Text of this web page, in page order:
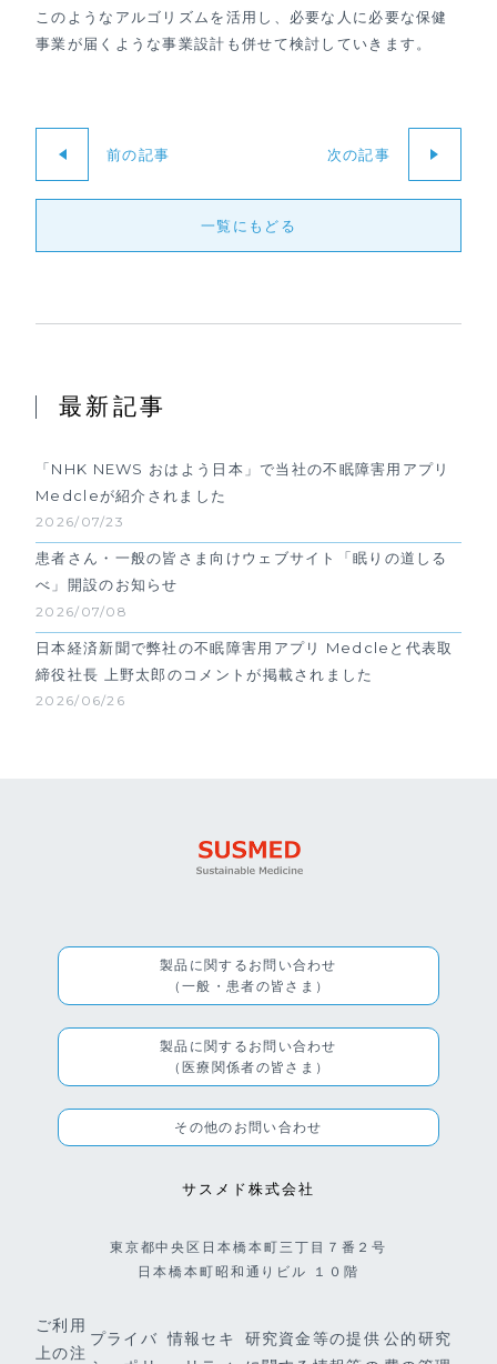
このようなアルゴリズムを活用し、必要な人に必要な保健
事業が届くような事業設計も併せて検討していきます。
前の記事
一覧にもどる
次の記事
最新記事
2026/07/23
「NHK NEWS おはよう日本」で当社の不眠障害用アプリ
Medcleが紹介されました
2026/07/08
患者さん・一般の皆さま向けウェブサイト「眠りの道しる
べ」開設のお知らせ
2026/06/26
日本経済新聞で弊社の不眠障害用アプリ Medcleと代表取
締役社長 上野太郎のコメントが掲載されました
製品に関するお問い合わせ
（一般・患者の皆さま）
製品に関するお問い合わせ
（医療関係者の皆さま）
その他のお問い合わせ
サスメド株式会社
東京都中央区日本橋本町三丁目７番２号
日本橋本町昭和通りビル １０階
ご利用
上の注
プライバ 情報セキ
研究資金等の提供 公的研究